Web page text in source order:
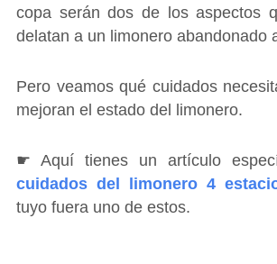
copa serán dos de los aspectos
delatan a un limonero abandonado
Pero veamos qué cuidados
mejoran el estado del limonero.
☛ Aquí tienes un artículo
cuidados del limonero 4
tuyo fuera uno de estos.